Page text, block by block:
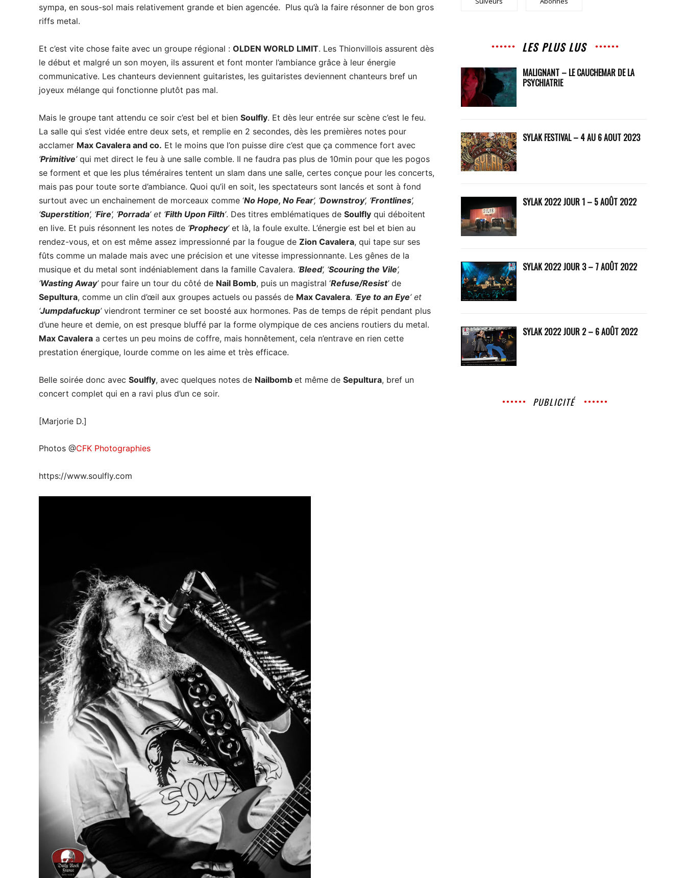
sympa, en sous-sol mais relativement grande et bien agencée. Plus qu’à la faire résonner de bon gros
riffs metal.
Et c’est vite chose faite avec un groupe régional : OLDEN WORLD LIMIT. Les Thionvillois assurent dès
le début et malgré un son moyen, ils assurent et font monter l’ambiance grâce à leur énergie
communicative. Les chanteurs deviennent guitaristes, les guitaristes deviennent chanteurs bref un
joyeux mélange qui fonctionne plutôt pas mal.
Mais le groupe tant attendu ce soir c’est bel et bien Soulfly. Et dès leur entrée sur scène c’est le feu.
La salle qui s’est vidée entre deux sets, et remplie en 2 secondes, dès les premières notes pour
acclamer Max Cavalera and co. Et le moins que l’on puisse dire c’est que ça commence fort avec
‘Primitive’qui met direct le feu à une salle comble. Il ne faudra pas plus de 10min pour que les pogos
se forment et que les plus téméraires tentent un slam dans une salle, certes conçue pour les concerts,
mais pas pour toute sorte d’ambiance. Quoi qu’il en soit, les spectateurs sont lancés et sont à fond
surtout avec un enchainement de morceaux comme ‘No Hope, No Fear’, ‘Downstroy’, ‘Frontlines’,
‘Superstition’, ‘Fire’, ‘Porrada’ et ‘Filth Upon Filth’. Des titres emblématiques de Soulfly qui déboitent
en live. Et puis résonnent les notes de ‘Prophecy’et là, la foule exulte. L’énergie est bel et bien au
rendez-vous, et on est même assez impressionné par la fougue de Zion Cavalera, qui tape sur ses
fûts comme un malade mais avec une précision et une vitesse impressionnante. Les gênes de la
musique et du metal sont indéniablement dans la famille Cavalera. ‘Bleed’, ‘Scouring the Vile’,
‘Wasting Away’pour faire un tour du côté de Nail Bomb, puis un magistral ‘Refuse/Resist’de
Sepultura, comme un clin d’œil aux groupes actuels ou passés de Max Cavalera. ‘Eye to an Eye’ et
‘Jumpdafuckup’ viendront terminer ce set boosté aux hormones. Pas de temps de répit pendant plus
d’une heure et demie, on est presque bluffé par la forme olympique de ces anciens routiers du metal.
Max Cavalera a certes un peu moins de coffre, mais honnêtement, cela n’entrave en rien cette
prestation énergique, lourde comme on les aime et très efficace.
Belle soirée donc avec Soulfly, avec quelques notes de Nailbomb et même de Sepultura, bref un
concert complet qui en a ravi plus d’un ce soir.
[Marjorie D.]
Photos @CFK Photographies
https://www.soulfly.com
LES PLUS LUS
MALIGNANT – LE CAUCHEMAR DE LA
PSYCHIATRIE
SYLAK FESTIVAL – 4 AU 6 AOUT 2023
SYLAK 2022 JOUR 1 – 5 AOÛT 2022
SYLAK 2022 JOUR 3 – 7 AOÛT 2022
SYLAK 2022 JOUR 2 – 6 AOÛT 2022
PUBLICITÉ